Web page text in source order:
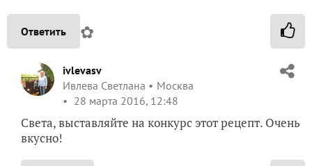
Ответить ✿
ivlevasv
Ивлева Светлана
Москва
28 марта 2016, 12:48
Света, выставляйте на конкурс этот рецепт. Очень
вкусно!